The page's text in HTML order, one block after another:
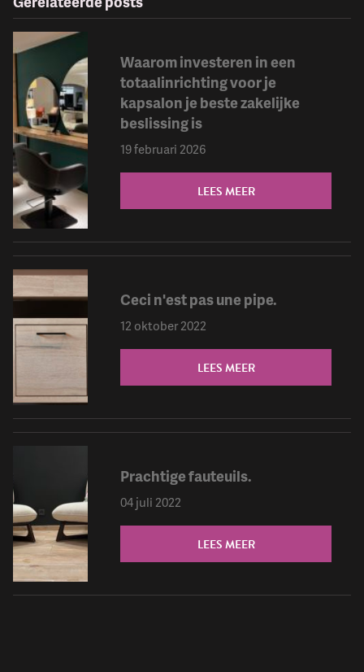
Waarom investeren in een
totaalinrichting voor je
kapsalon je beste zakelijke
beslissing is
19 februari 2026
LEES MEER
Ceci n'est pas une pipe.
12 oktober 2022
LEES MEER
Prachtige fauteuils.
04 juli 2022
LEES MEER